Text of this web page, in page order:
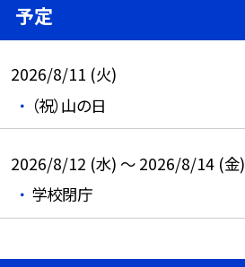
予定
2026/8/11 (火)
（祝）山の日
2026/8/12 (水) ～ 2026/8/14 (金)
学校閉庁